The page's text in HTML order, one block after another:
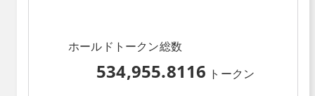
ホールドトークン総数
534,955.8116 トークン